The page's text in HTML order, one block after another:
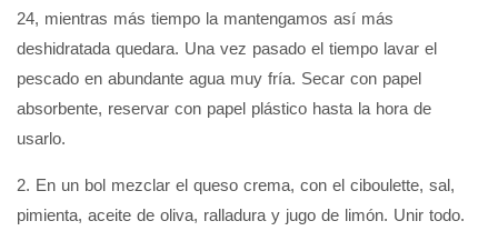
24, mientras más tiempo la mantengamos así más
deshidratada quedara. Una vez pasado el tiempo lavar el
pescado en abundante agua muy fría. Secar con papel
absorbente, reservar con papel plástico hasta la hora de
usarlo.
2. En un bol mezclar el queso crema, con el ciboulette, sal,
pimienta, aceite de oliva, ralladura y jugo de limón. Unir todo.